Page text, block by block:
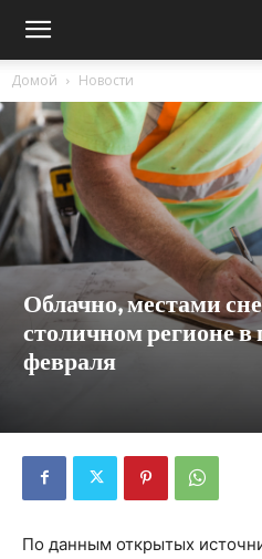
Домой Новости
Облачно, местами
столичном регионе
февраля
По данным открытых